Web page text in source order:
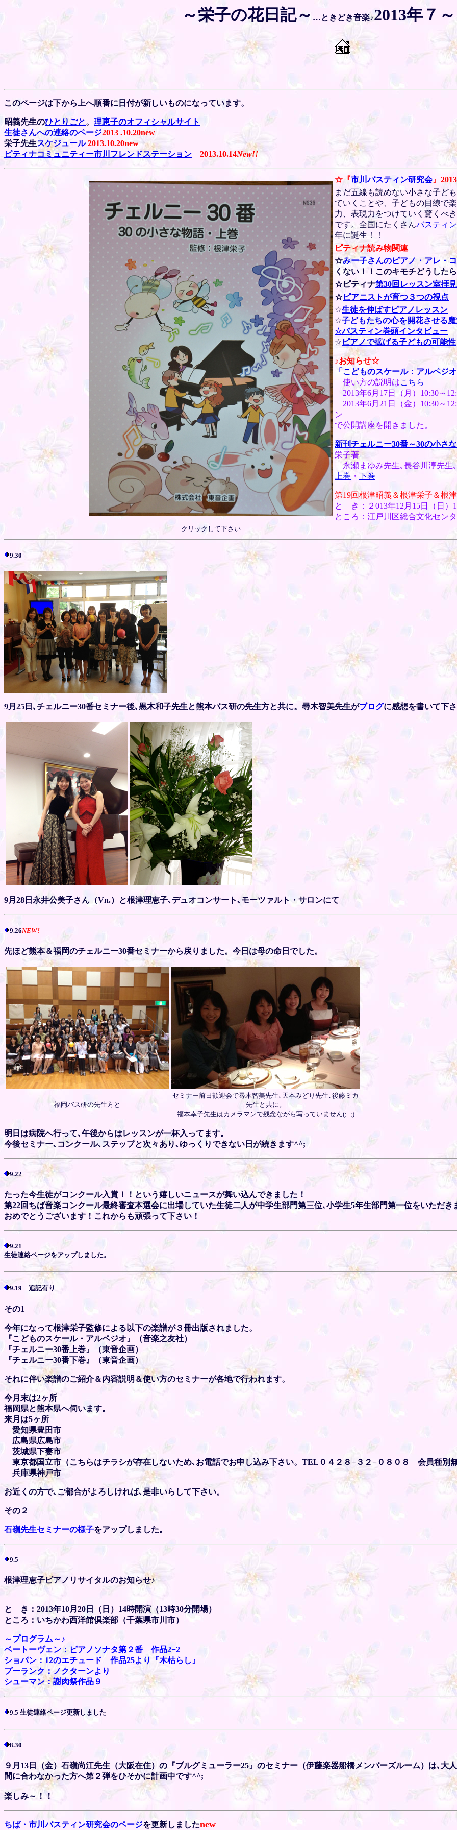
～栄子の花日記～ …ときどき音楽♪2013年７
このページは下から上へ順番に日付が新しいものになっています。
昭義先生のひとりごと。 理恵子のオフィシャルサイト
生徒さんへの連絡のページ2013 .10.20new
栄子先生スケジュール 2013.10.20new
ピティナコミュニティー市川フレンドステーション
2013.10.14New!!
☆『市川バスティン研究会』
まだ五線も読めない小さな子ど
ていくことや、子どもの目線で
力、表現力をつけていく驚くべ
です。全国にたくさんバスティ
年に誕生！！
ピティナ読み物関連
☆みー子さんのピアノ・アレ・
くない！！このキモチどうした
☆ピティナ第30回レッスン室拝
☆ピアニストが育つ３つの視点
☆生徒を伸ばすピアノレッスン
☆子どもたちの心を開花させる
☆バスティン巻頭インタビュー
☆ ピアノで拡げる子どもの可能性
♪お知らせ☆
「こどものスケール：アルペジ
使い方の説明はこちら
2013年6月17日（月）10:30～
2013年6月21日（金）10:30～
ン
で公開講座を開きました。
新刊チェルニー30番～30の小さ
栄子著
永瀬まゆみ先生､長谷川淳先生
上巻 ・ 下巻
第19回根津昭義＆根津栄子＆根
と き：２013年12月15日（日）
ところ：江戸川区総合文化セン
クリックして下さい
9.30
9月25日､チェルニー30番セミナー後､黒木和子先生と熊本バス研の先生方と共に。尋木智美先生がブログに感想を書いて下
9月28日永井公美子さん（Vn.）と根津理恵子､デュオコンサート､モーツァルト・サロンにて
9.26NEW!
先ほど熊本＆福岡のチェルニー30番セミナーから戻りました。今日は母の命日でした。
福岡バス研の先生方と
セミナー前日歓迎会で尋木智美先生､天本みどり先生､後藤ミカ
先生と共に。
福本幸子先生はカメラマンで残念ながら写っていません(;_;)
明日は病院へ行って､午後からはレッスンが一杯入ってます。
今後セミナー､コンクール､ステップと次々あり､ゆっくりできない日が続きます^^;
9.22
たった今生徒がコンクール入賞！！という嬉しいニュースが舞い込んできました！
第22回ちば音楽コンクール最終審査本選会に出場していた生徒二人が中学生部門第三位､小学生5年生部門第一位をいただき
おめでとうございます！これからも頑張って下さい！
9.21
生徒連絡ページをアップしました。
9.19 追記有り
その1
今年になって根津栄子監修による以下の楽譜が３冊出版されました。
『こどものスケール・アルペジオ』（音楽之友社）
『チェルニー30番上巻』（東音企画）
『チェルニー30番下巻』（東音企画）
それに伴い楽譜のご紹介＆内容説明＆使い方のセミナーが各地で行われます。
今月末は2ヶ所
福岡県と熊本県へ伺います。
来月は5ヶ所
愛知県豊田市
広島県広島市
茨城県下妻市
東京都国立市（こちらはチラシが存在しないため､お電話でお申し込み下さい。TEL０４２８−３２−０８０８ 会員種別
兵庫県神戸市
お近くの方で､ご都合がよろしければ､是非いらして下さい。
その２
石嶺先生セミナーの様子をアップしました。
9.5
根津理恵子ピアノリサイタルのお知らせ♪
と き：2013年10月20日（日）14時開演（13時30分開場）
ところ：いちかわ西洋館倶楽部（千葉県市川市）
～プログラム～♪
ベートーヴェン：ピアノソナタ第２番 作品2−2
ショパン：12のエチュード 作品25より『木枯らし』
プーランク：ノクターンより
シューマン：謝肉祭作品９
9.5 生徒連絡ページ更新しました
8.30
９月13日（金）石嶺尚江先生（大阪在住）の『ブルグミューラー25』のセミナー（伊藤楽器船橋メンバーズルーム）は､大
間に合わなかった方へ第２弾をひそかに計画中です^^;
楽しみ～！！
ちば・市川バスティン研究会のページを更新しましたnew